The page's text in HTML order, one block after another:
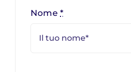
Nome*